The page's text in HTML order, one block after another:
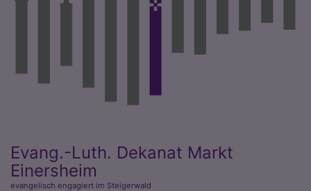
Evang.-Luth. Dekanat Markt
Einersheim
evangelisch engagiert im Steigerwald